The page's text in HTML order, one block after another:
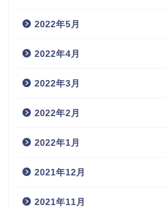
2022年5月
2022年4月
2022年3月
2022年2月
2022年1月
2021年12月
2021年11月